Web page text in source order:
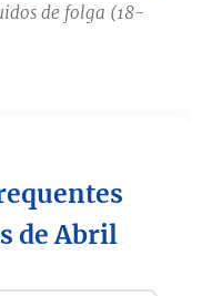
de folga (18-
de Abril